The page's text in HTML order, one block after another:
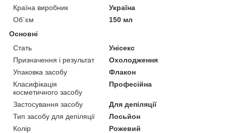
Країна виробник
Україна
Об`єм
150 мл
Основні
Стать
Унісекс
Призначення і результат
Охолодження
Упаковка засобу
Флакон
Класифікація
косметичного засобу
Професійна
Застосування засобу
Для депіляції
Тип засобу для депіляції
Лосьйон
Колір
Рожевий